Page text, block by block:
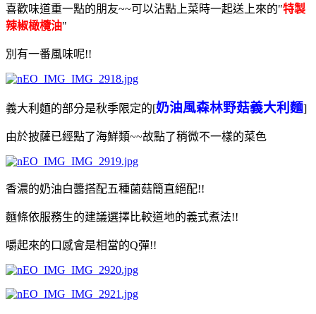
喜歡味道重一點的朋友~~可以沾點上菜時一起送上來的"特製
辣椒橄欖油"
別有一番風味呢!!
義大利麵的部分是秋季限定的[奶油風森林野菇義大利麵]
由於披薩已經點了海鮮類~~故點了稍微不一樣的菜色
香濃的奶油白醬搭配五種菌菇簡直絕配!!
麵條依服務生的建議選擇比較道地的義式煮法!!
嚼起來的口感會是相當的Q彈!!